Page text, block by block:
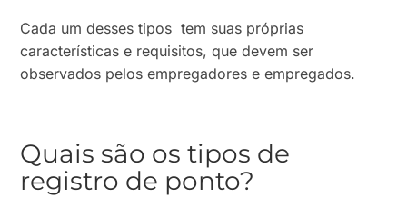
Cada um desses tipos tem suas próprias
características e requisitos, que devem ser
observados pelos empregadores e empregados.
Quais são os tipos de
registro de ponto?